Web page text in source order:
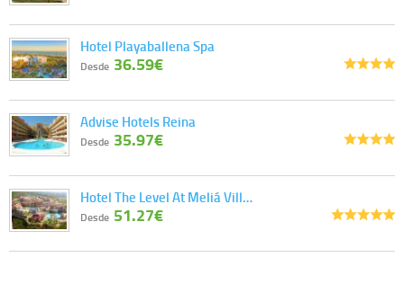
Hotel Playaballena Spa
Desde 36.59€
Advise Hotels Reina
Desde 35.97€
Hotel The Level At Meliá Vill…
Desde 51.27€